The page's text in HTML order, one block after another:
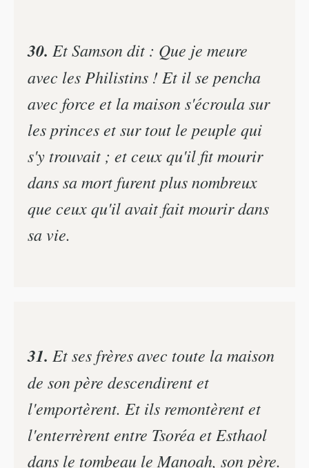
30. Et Samson dit : Que je meure
avec les Philistins ! Et il se pencha
avec force et la maison s'écroula sur
les princes et sur tout le peuple qui
s'y trouvait ; et ceux qu'il fit mourir
dans sa mort furent plus nombreux
que ceux qu'il avait fait mourir dans
sa vie.
31. Et ses frères avec toute la maison
de son père descendirent et
l'emportèrent. Et ils remontèrent et
l'enterrèrent entre Tsoréa et Esthaol
dans le tombeau le Manoah, son père.